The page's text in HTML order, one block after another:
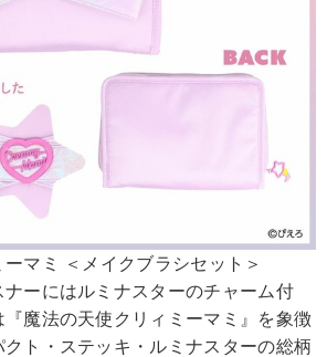
マミ ＜メイクブラシセット＞
ーにはルミナスターのチャーム付
『魔法の天使クリィミーマミ』を象徴
ト・ステッキ・ルミナスターの総柄